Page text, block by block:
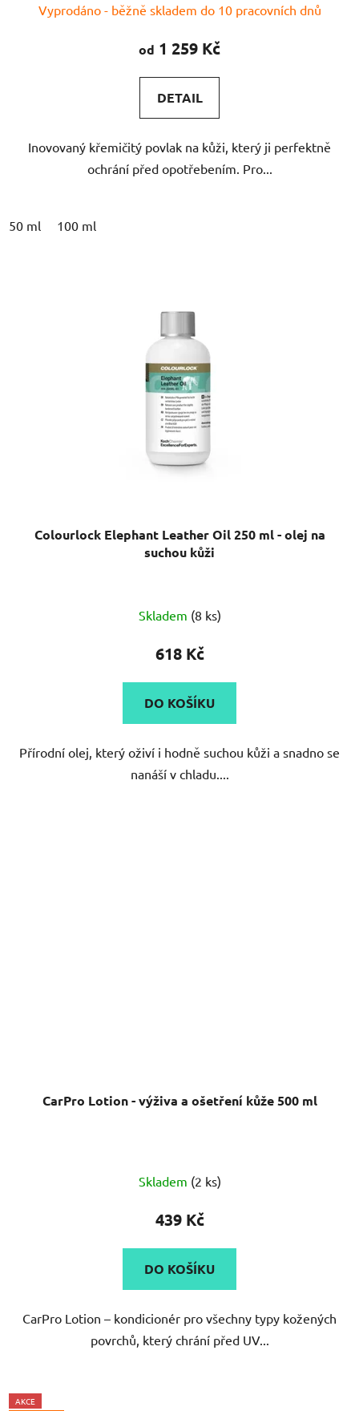
hodnocení
produktu
5,0
z
hvězdiček.
Vyprodáno - běžně skladem do 10 pracovních dnů
od 1 259 Kč
DETAIL
Inovovaný křemičitý povlak na kůži, který ji perfektně
ochrání před opotřebením. Pro...
50 ml 100 ml
Colourlock Elephant Leather Oil 250 ml - olej na
suchou kůži
Skladem (8 ks)
618 Kč
DO KOŠÍKU
Přírodní olej, který oživí i hodně suchou kůži a snadno se
nanáší v chladu....
CarPro Lotion - výživa a ošetření kůže 500 ml
Skladem (2 ks)
439 Kč
DO KOŠÍKU
CarPro Lotion – kondicionér pro všechny typy kožených
povrchů, který chrání před UV...
AKCE